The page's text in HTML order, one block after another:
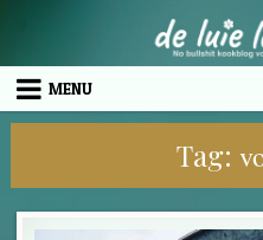
MENU
Tag: